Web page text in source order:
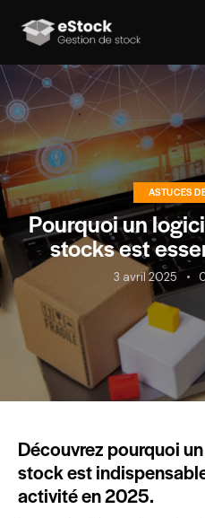
ASTUCES
Pourquoi un
stocks est
3 avril 2025
Découvrez pourquoi
stock est
activité en 2025.